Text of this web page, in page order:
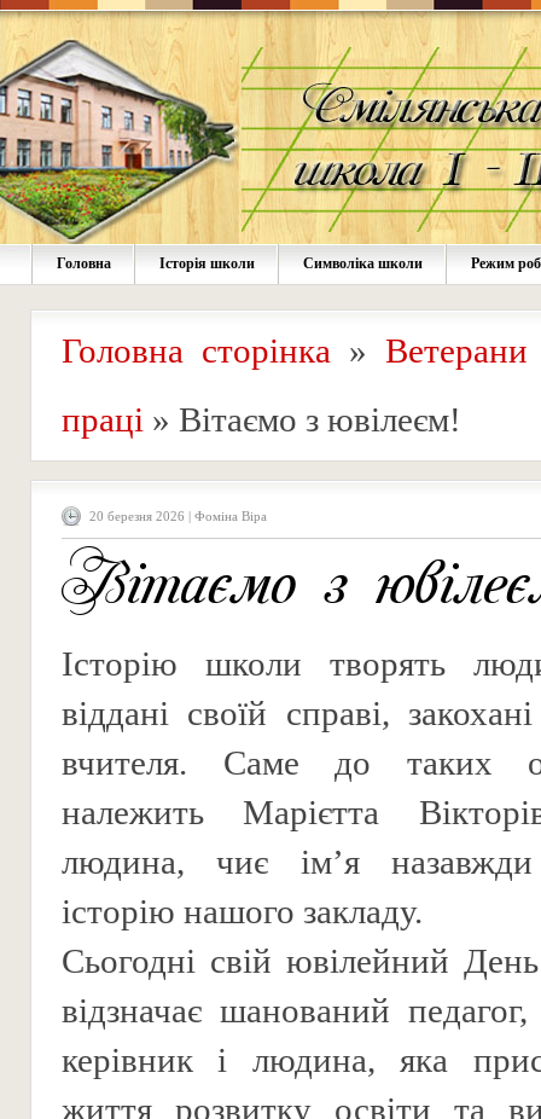
Головна Історія школи Символіка школи Режим
Головна сторінка » Ветерани
праці » Вітаємо з ювілеєм!
20 березня 2026 | Фоміна Віра
Вітаємо з
Історію школи творять
віддані своїй справі,
вчителя. Саме до таких
належить Марієтта
людина, чиє ім’я
історію нашого закладу.
Сьогодні свій ювілейний
відзначає шанований
керівник і людина, яка
життя розвитку освіти та